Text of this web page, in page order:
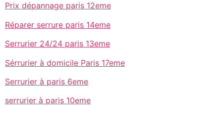
Prix dépannage paris 12eme
Réparer serrure paris 14eme
Serrurier 24/24 paris 13eme
Sérrurier à domicile Paris 17eme
Serrurier à paris 6eme
serrurier à paris 10eme